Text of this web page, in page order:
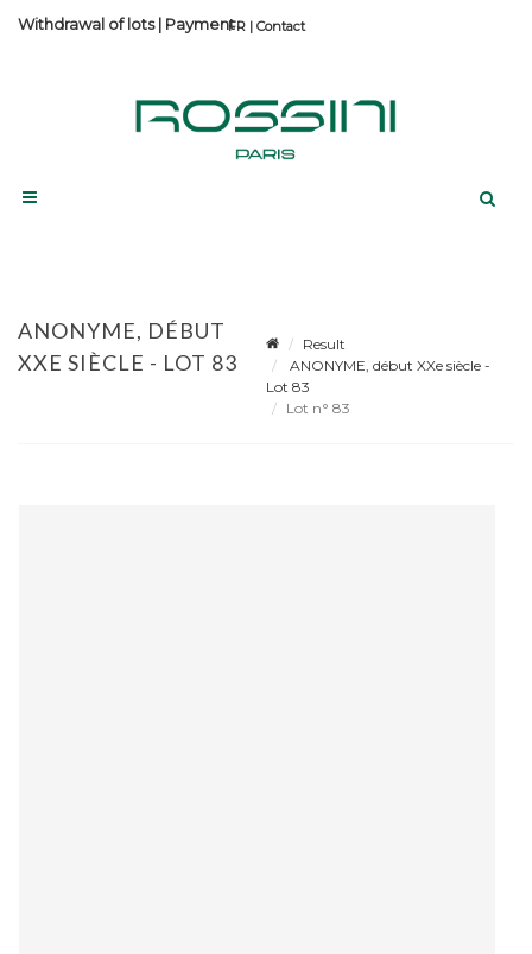
Contact
Withdrawal of lots| Payment
ANONYME, DÉBUT
XXE SIÈCLE - LOT 83
Result
ANONYME, début XXe siècle -
Lot 83
Lot n° 83